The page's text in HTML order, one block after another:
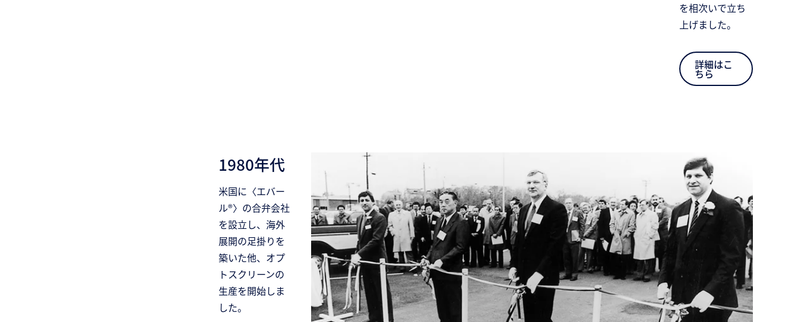
を相次いで立ち
上げました。
詳細はこ
ちら
1980年代
米国に〈エバー
ル®〉の合弁会社
を設立し、海外
展開の足掛りを
築いた他、オプ
トスクリーンの
生産を開始しま
した。